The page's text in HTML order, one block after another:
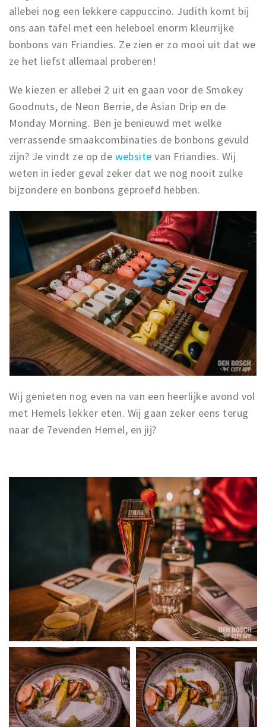
allebei nog een lekkere cappuccino. Judith komt bij
ons aan tafel met een heleboel enorm kleurrijke
bonbons van Friandies. Ze zien er zo mooi uit dat we
ze het liefst allemaal proberen!
We kiezen er allebei 2 uit en gaan voor de Smokey
Goodnuts, de Neon Berrie, de Asian Drip en de
Monday Morning. Ben je benieuwd met welke
verrassende smaakcombinaties de bonbons gevuld
zijn? Je vindt ze op de website van Friandies. Wij
weten in ieder geval zeker dat we nog nooit zulke
bijzondere en bonbons geproefd hebben.
Wij genieten nog even na van een heerlijke avond vol
met Hemels lekker eten. Wij gaan zeker eens terug
naar de 7evenden Hemel, en jij?